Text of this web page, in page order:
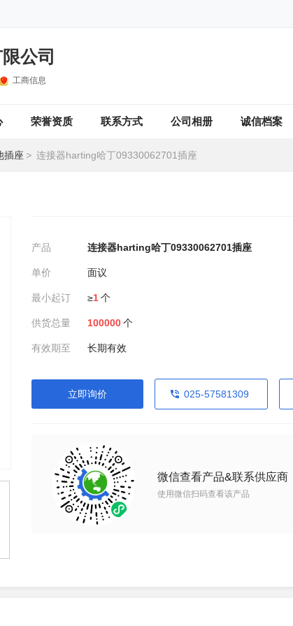
公司
工商信息
荣誉资质 联系方式 公司相册 诚信档案
插座 > 连接器harting哈丁09330062701插座
产品 连接器harting哈丁09330062701插座
单价 面议
最小起订 ≥1个
供货总量 100000个
有效期至 长期有效
立即询价 025-57581309
微信查看产品&联系供应商
使用微信扫码查看该产品